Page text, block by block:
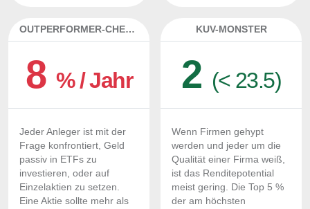
OUTPERFORMER-CHECK
8 % / Jahr
Jeder Anleger ist mit der
Frage konfrontiert, Geld
passiv in ETFs zu
investieren, oder auf
Einzelaktien zu setzen.
Eine Aktie sollte mehr als
KUV-MONSTER
2 (< 23.5)
Wenn Firmen gehypt
werden und jeder um die
Qualität einer Firma weiß,
ist das Renditepotential
meist gering. Die Top 5 %
der am höchsten